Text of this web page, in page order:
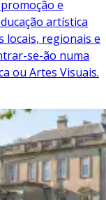
e
artística
locais, regionais e
se-ão numa
ou Artes Visuais.